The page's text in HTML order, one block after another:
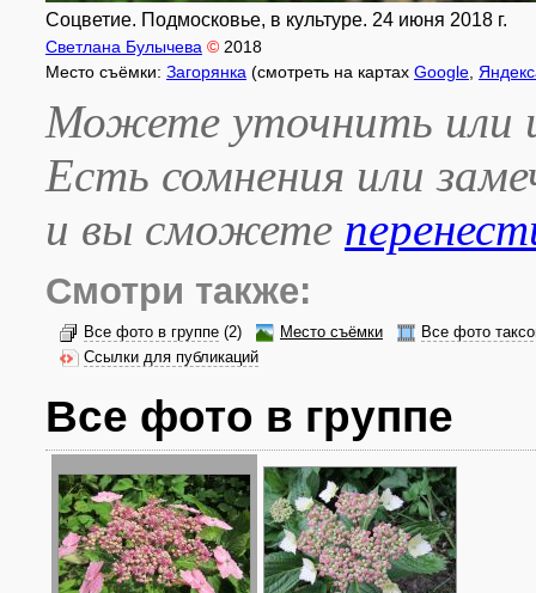
Соцветие. Подмосковье, в культуре. 24 июня 2018 г.
Светлана Булычева © 2018
Место съёмки: Загорянка (смотреть на картах Google
Можете уточнить или
Есть сомнения или
и вы сможете
Смотри также:
Все фото в группе (2) Место съёмки
Все фото
Ссылки для публикаций
Все фото в группе